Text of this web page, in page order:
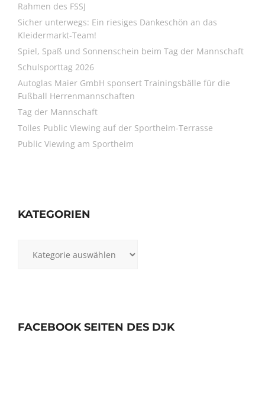
Rahmen des FSSJ
Sicher unterwegs: Ein riesiges Dankeschön an das
Kleidermarkt-Team!
Spiel, Spaß und Sonnenschein beim Tag der Mannschaft
Schulsporttag 2026
Autoglas Maier GmbH sponsert Trainingsbälle für die
Fußball Herrenmannschaften
Tag der Mannschaft
Tolles Public Viewing auf der Sportheim-Terrasse
Public Viewing am Sportheim
KATEGORIEN
FACEBOOK SEITEN DES DJK